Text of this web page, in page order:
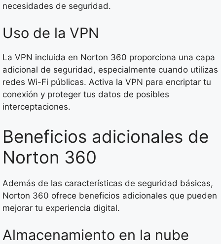
necesidades de seguridad.
Uso de la VPN
La VPN incluida en Norton 360 proporciona una capa
adicional de seguridad, especialmente cuando utilizas
redes Wi-Fi públicas. Activa la VPN para encriptar tu
conexión y proteger tus datos de posibles
interceptaciones.
Beneficios adicionales de
Norton 360
Además de las características de seguridad básicas,
Norton 360 ofrece beneficios adicionales que pueden
mejorar tu experiencia digital.
Almacenamiento en la nube